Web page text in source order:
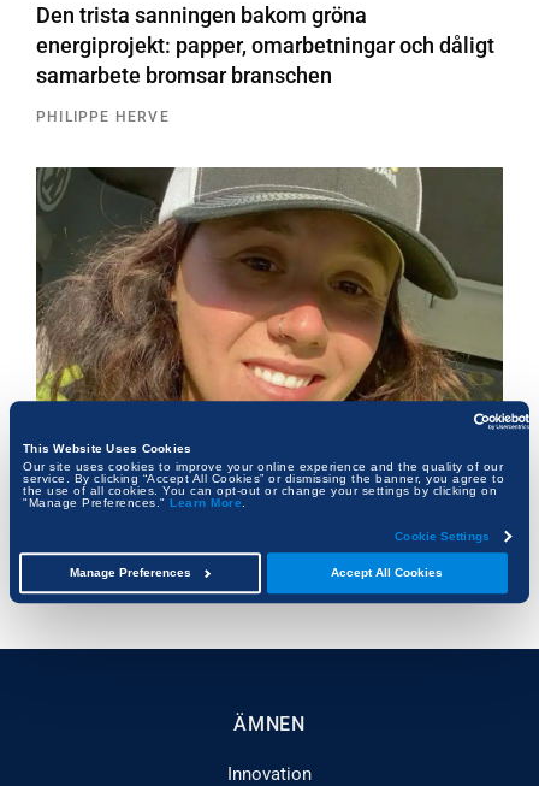
This Website Uses Cookies
Our site uses cookies to improve your online experience and the quality of our
service. By clicking “Accept All Cookies” or dismissing the banner, you agree to
the use of all cookies. You can opt-out or change your settings by clicking on
"Manage Preferences." Learn More
Cookie Settings
Accept All Cookies
Manage Preferences
Den trista sanningen bakom gröna
energiprojekt: papper, omarbetningar och dåligt
samarbete bromsar branschen
PHILIPPE HERVE
Räta linjer: så byggde en nattuggla sin karriär på
KATIE NAVARRA
ÄMNEN
Innovation